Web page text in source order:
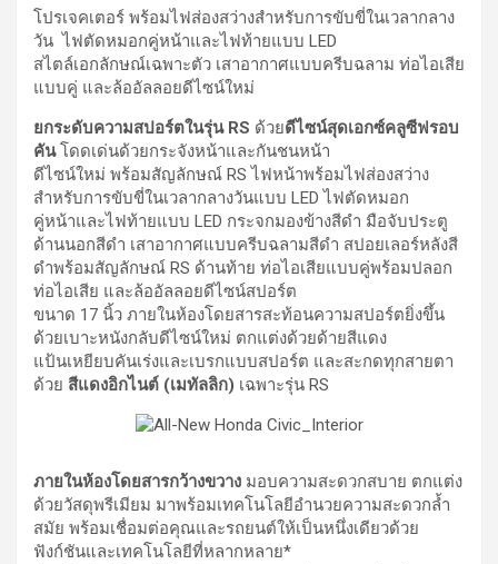
โปรเจคเตอร์ พร้อมไฟส่องสว่างสำหรับการขับขี่ในเวลากลาง
วัน ไฟตัดหมอกคู่หน้าและไฟท้ายแบบ LED
สไตล์เอกลักษณ์เฉพาะตัว เสาอากาศแบบครีบฉลาม ท่อไอเสีย
แบบคู่ และล้ออัลลอยดีไซน์ใหม่
ยกระดับความสปอร์ตในรุ่น RS ด้วยดีไซน์สุดเอกซ์คลูซีฟรอบ
คันโดดเด่นด้วยกระจังหน้าและกันชนหน้า
ดีไซน์ใหม่ พร้อมสัญลักษณ์ RS ไฟหน้าพร้อมไฟส่องสว่าง
สำหรับการขับขี่ในเวลากลางวันแบบ LED ไฟตัดหมอก
คู่หน้าและไฟท้ายแบบ LED กระจกมองข้างสีดำ มือจับประตู
ด้านนอกสีดำ เสาอากาศแบบครีบฉลามสีดำ สปอยเลอร์หลังสี
ดำพร้อมสัญลักษณ์ RS ด้านท้าย ท่อไอเสียแบบคู่พร้อมปลอก
ท่อไอเสีย และล้ออัลลอยดีไซน์สปอร์ต
ขนาด 17 นิ้ว ภายในห้องโดยสารสะท้อนความสปอร์ตยิ่งขึ้น
ด้วยเบาะหนังกลับดีไซน์ใหม่ ตกแต่งด้วยด้ายสีแดง
แป้นเหยียบคันเร่งและเบรกแบบสปอร์ต และสะกดทุกสายตา
ด้วย สีแดงอิกไนต์ (เมทัลลิก) เฉพาะรุ่น RS
ภายในห้องโดยสารกว้างขวาง มอบความสะดวกสบาย ตกแต่ง
ด้วยวัสดุพรีเมียม มาพร้อมเทคโนโลยีอำนวยความสะดวกล้ำ
สมัย พร้อมเชื่อมต่อคุณและรถยนต์ให้เป็นหนึ่งเดียวด้วย
ฟังก์ชันและเทคโนโลยีที่หลากหลาย*